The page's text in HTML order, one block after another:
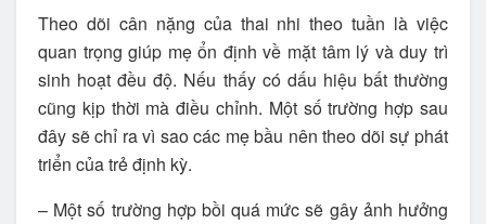
Theo dõi cân nặng của thai nhi theo tuần là việc
quan trọng giúp mẹ ổn định về mặt tâm lý và duy trì
sinh hoạt đều độ. Nếu thấy có dấu hiệu bất thường
cũng kịp thời mà điều chỉnh. Một số trường hợp sau
đây sẽ chỉ ra vì sao các mẹ bầu nên theo dõi sự phát
triển của trẻ định kỳ.
– Một số trường hợp bồi quá mức sẽ gây ảnh hưởng